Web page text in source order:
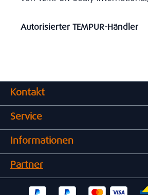
Autorisierter TEMPUR-Händler
Kontakt
Service
Informationen
Partner